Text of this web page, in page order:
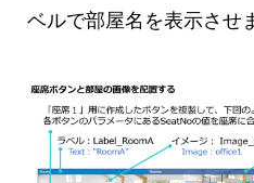
ベルで部屋名を表示させ